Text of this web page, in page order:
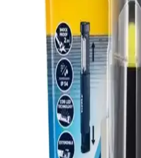
Cata 20 Saat Şarjlı Gemici El
9950 Performans ve Kullanım
Cata Ct-9950, 20 saat şarj süresi,
tasarımıyla açık hava etkinlikleri ve acil
kompakt ve kullanışlı bir el feneridir.
Cata CT-8024 Şarj Edilebilir
Dayanıklı ve Çok Modlu
Cata CT-8024 şarj edilebilir LED el feneri,
özellikleriyle çeşitli ihtiyaçlara uygun
aydınlatma cihazıdır.
Bosch GLI 18V-300 Profesyonel
Detaylı İnceleme ve Performans